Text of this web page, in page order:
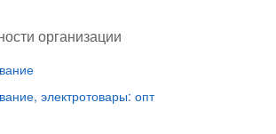
организации
электротовары: опт